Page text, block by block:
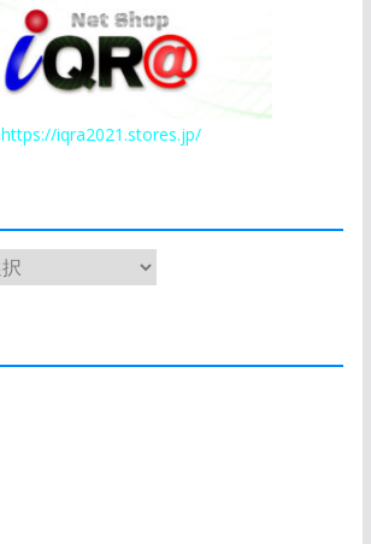
https://iqra2021.stores.jp/